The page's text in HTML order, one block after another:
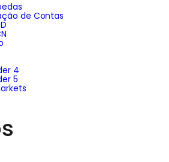
de Contas
4
5